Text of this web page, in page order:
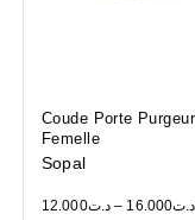
Coude Porte
Femelle
Sopal
د.ت12.000 – د.ت16.000